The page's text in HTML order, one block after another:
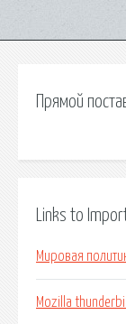
Прямой
Links to
Мировая
Mozilla